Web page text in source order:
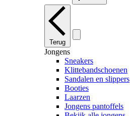
Terug
Jongens
Sneakers
Klittebandschoenen
Sandalen en slippers
Booties
Laarzen
Jongens pantoffels